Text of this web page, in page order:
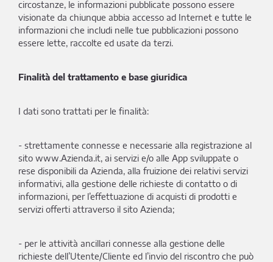
circostanze, le informazioni pubblicate possono essere
visionate da chiunque abbia accesso ad Internet e tutte le
informazioni che includi nelle tue pubblicazioni possono
essere lette, raccolte ed usate da terzi.
Finalità del trattamento e base giuridica
I dati sono trattati per le finalità:
- strettamente connesse e necessarie alla registrazione al
sito www.Azienda.it, ai servizi e/o alle App sviluppate o
rese disponibili da Azienda, alla fruizione dei relativi servizi
informativi, alla gestione delle richieste di contatto o di
informazioni, per l’effettuazione di acquisti di prodotti e
servizi offerti attraverso il sito Azienda;
- per le attività ancillari connesse alla gestione delle
richieste dell’Utente/Cliente ed l’invio del riscontro che può